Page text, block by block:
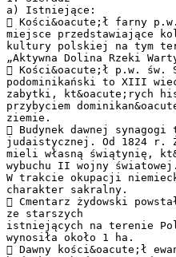
a) Istniejące:
 Kości&oacute;ł farny
miejsce przedstawiające
kultury polskiej na tym
„Aktywna Dolina Rzeki
 Kości&oacute;ł p.w. św.
podominikański to XIII
zabytki, kt&oacute;rych
przybyciem
ziemie.
 Budynek dawnej
judaistycznej. Od 1824 r.
mieli własną świątynię,
wybuchu II wojny światowej.
W trakcie okupacji
charakter sakralny.
 Cmentarz żydowski
ze starszych
istniejących na terenie
wynosiła około 1 ha.
 Dawny kości&oacute;ł